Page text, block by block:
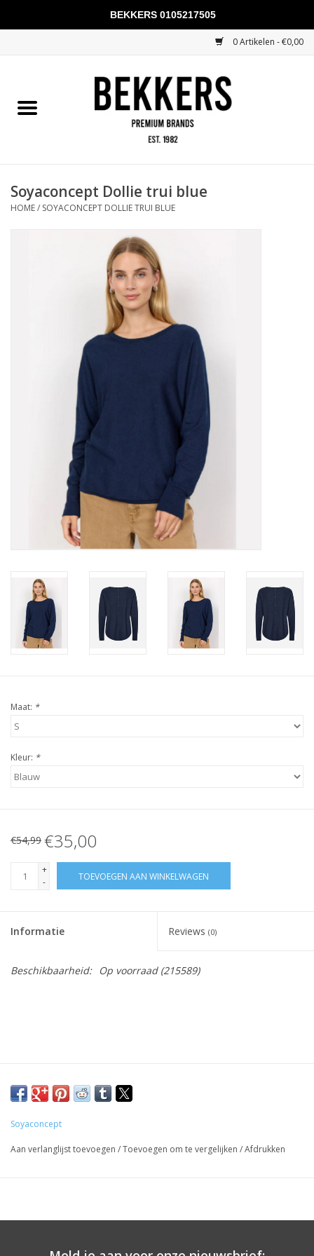
0 Artikelen - €0,00
Mannen
KADOBONNEN
Soyaconcept Dollie trui blue
HOME/ SOYACONCEPT DOLLIE TRUI BLUE
Maat: *
Kleur: *
€54,99 €35,00
+
-
TOEVOEGEN AAN WINKELWAGEN
Informatie Reviews (0)
Beschikbaarheid: Op voorraad(215589)
Soyaconcept
Aan verlanglijst toevoegen /Toevoegen om te vergelijken /Afdrukken
BEKKERS 0105217505